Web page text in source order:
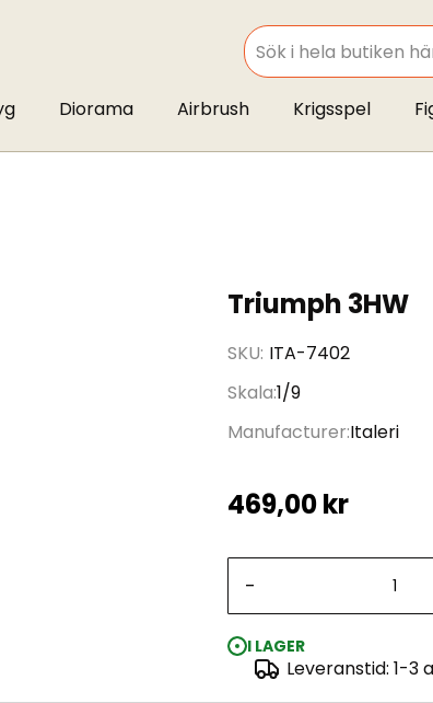
SEARCH
Diorama Airbrush Krigsspel
Triumph 3HW
SKU ITA-7402
Skala1/9
Manufacturer Italeri
469,00 kr
-
I LAGER
Leveranstid: 1-3